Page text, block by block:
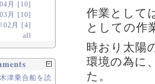
作業として
としての作
時おり太陽
環境の為に
た。
月 [10]
月 [10]
02月 [4]
all
津乗合船を読